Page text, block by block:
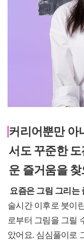
커리어뿐만 아
서도 꾸준한
운 즐거움을
요즘은 그림 그리는
술시간 이후로 붓이
로부터 그림을 그릴
았어요. 심심풀이로